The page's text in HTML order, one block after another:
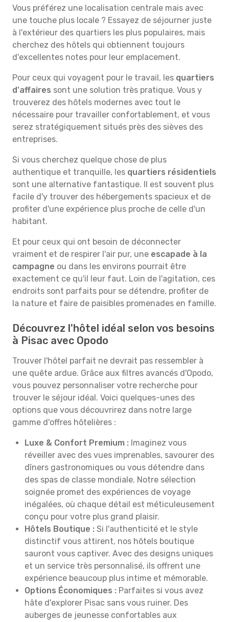
Vous préférez une localisation centrale mais avec
une touche plus locale ? Essayez de séjourner juste
à l'extérieur des quartiers les plus populaires, mais
cherchez des hôtels qui obtiennent toujours
d'excellentes notes pour leur emplacement.
Pour ceux qui voyagent pour le travail, les quartiers
d'affaires sont une solution très pratique. Vous y
trouverez des hôtels modernes avec tout le
nécessaire pour travailler confortablement, et vous
serez stratégiquement situés près des sièves des
entreprises.
Si vous cherchez quelque chose de plus
authentique et tranquille, les quartiers résidentiels
sont une alternative fantastique. Il est souvent plus
facile d'y trouver des hébergements spacieux et de
profiter d'une expérience plus proche de celle d'un
habitant.
Et pour ceux qui ont besoin de déconnecter
vraiment et de respirer l'air pur, une escapade à la
campagne ou dans les environs pourrait être
exactement ce qu'il leur faut. Loin de l'agitation, ces
endroits sont parfaits pour se détendre, profiter de
la nature et faire de paisibles promenades en famille.
Découvrez l'hôtel idéal selon vos besoins
à Pisac avec Opodo
Trouver l'hôtel parfait ne devrait pas ressembler à
une quête ardue. Grâce aux filtres avancés d'Opodo,
vous pouvez personnaliser votre recherche pour
trouver le séjour idéal. Voici quelques-unes des
options que vous découvrirez dans notre large
gamme d'offres hôtelières :
Luxe & Confort Premium : Imaginez vous
réveiller avec des vues imprenables, savourer des
dîners gastronomiques ou vous détendre dans
des spas de classe mondiale. Notre sélection
soignée promet des expériences de voyage
inégalées, où chaque détail est méticuleusement
conçu pour votre plus grand plaisir.
Hôtels Boutique : Si l'authenticité et le style
distinctif vous attirent, nos hôtels boutique
sauront vous captiver. Avec des designs uniques
et un service très personnalisé, ils offrent une
expérience beaucoup plus intime et mémorable.
Options Économiques : Parfaites si vous avez
hâte d'explorer Pisac sans vous ruiner. Des
auberges de jeunesse confortables aux